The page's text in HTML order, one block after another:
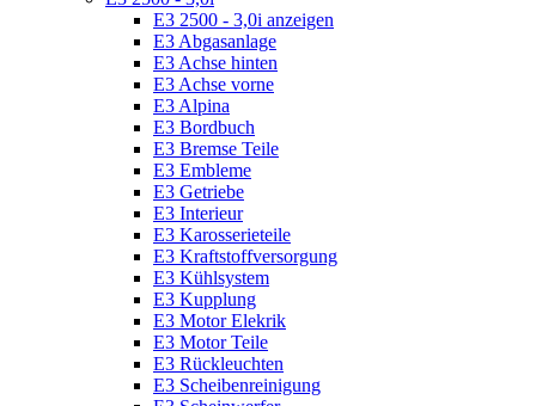
E3 2500 - 3,0i anzeigen
E3 Abgasanlage
E3 Achse hinten
E3 Achse vorne
E3 Alpina
E3 Bordbuch
E3 Bremse Teile
E3 Embleme
E3 Getriebe
E3 Interieur
E3 Karosserieteile
E3 Kraftstoffversorgung
E3 Kühlsystem
E3 Kupplung
E3 Motor Elekrik
E3 Motor Teile
E3 Rückleuchten
E3 Scheibenreinigung